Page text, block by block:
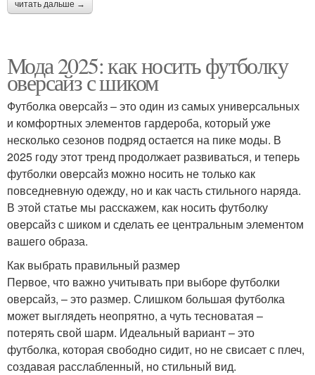
читать дальше →
Мода 2025: как носить футболку
оверсайз с шиком
Футболка оверсайз – это один из самых универсальных
и комфортных элементов гардероба, который уже
несколько сезонов подряд остается на пике моды. В
2025 году этот тренд продолжает развиваться, и теперь
футболки оверсайз можно носить не только как
повседневную одежду, но и как часть стильного наряда.
В этой статье мы расскажем, как носить футболку
оверсайз с шиком и сделать ее центральным элементом
вашего образа.
Как выбрать правильный размер
Первое, что важно учитывать при выборе футболки
оверсайз, – это размер. Слишком большая футболка
может выглядеть неопрятно, а чуть тесноватая –
потерять свой шарм. Идеальный вариант – это
футболка, которая свободно сидит, но не свисает с плеч,
создавая расслабленный, но стильный вид.